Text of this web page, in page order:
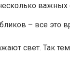
важных
– все это
свет. Так